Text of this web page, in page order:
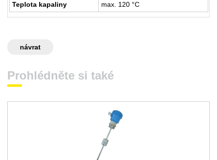
Teplota kapaliny
max. 120 °C
návrat
Prohlédněte si také